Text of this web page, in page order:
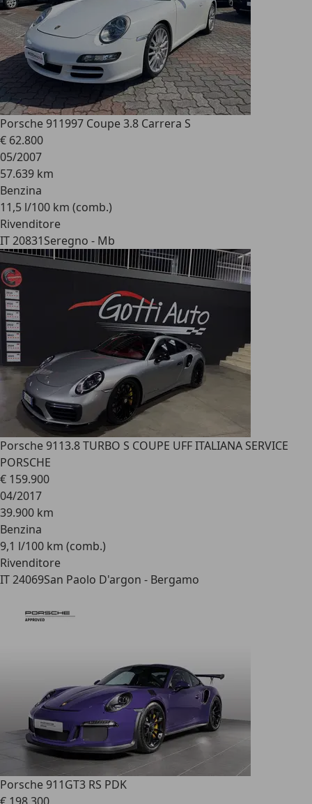
Porsche 911997 Coupe 3.8 Carrera S
€ 62.800
05/2007
57.639 km
Benzina
11,5 l/100 km (comb.)
Rivenditore
IT 20831Seregno - Mb
Porsche 9113.8 TURBO S COUPE UFF ITALIANA SERVICE
PORSCHE
€ 159.900
04/2017
39.900 km
Benzina
9,1 l/100 km (comb.)
Rivenditore
IT 24069San Paolo D'argon - Bergamo
Porsche 911GT3 RS PDK